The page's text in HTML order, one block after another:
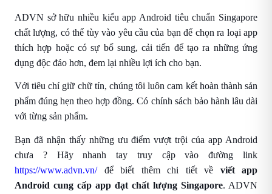
ADVN sở hữu nhiều kiểu app Android tiêu chuẩn Singapore
chất lượng, có thể tùy vào yêu cầu của bạn để chọn ra loại app
thích hợp hoặc có sự bổ sung, cải tiến để tạo ra những ứng
dụng độc đáo hơn, đem lại nhiều lợi ích cho bạn.
Với tiêu chí giữ chữ tín, chúng tôi luôn cam kết hoàn thành sản
phẩm đúng hẹn theo hợp đồng. Có chính sách bảo hành lâu dài
với từng sản phẩm.
Bạn đã nhận thấy những ưu điểm vượt trội của app Android
chưa ? Hãy nhanh tay truy cập vào đường link
https://www.advn.vn/để biết thêm chi tiết về viết app
Android cung cấp app đạt chất lượng Singapore. ADVN